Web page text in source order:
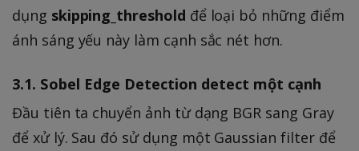
dụng skipping_threshold để loại bỏ những điểm
ánh sáng yếu này làm cạnh sắc nét hơn.
3.1. Sobel Edge Detection detect một cạnh
Đầu tiên ta chuyển ảnh từ dạng BGR sang Gray
để xử lý. Sau đó sử dụng một Gaussian filter để